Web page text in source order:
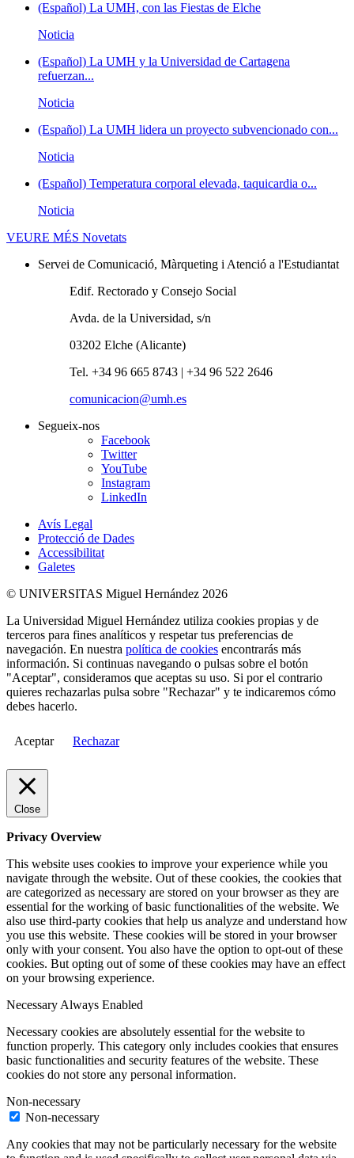
(Español) La UMH, con las Fiestas de Elche
Noticia
(Español) La UMH y la Universidad de Cartagena
refuerzan...
Noticia
(Español) La UMH lidera un proyecto subvencionado con...
Noticia
(Español) Temperatura corporal elevada, taquicardia o...
Noticia
VEURE MÉS Novetats
Servei de Comunicació, Màrqueting i Atenció a l'Estudiantat
Edif. Rectorado y Consejo Social
Avda. de la Universidad, s/n
03202 Elche (Alicante)
Tel. +34 96 665 8743 | +34 96 522 2646
comunicacion@umh.es
Segueix-nos
Facebook
Twitter
YouTube
Instagram
LinkedIn
Avís Legal
Protecció de Dades
Accessibilitat
Galetes
© UNIVERSITAS Miguel Hernández 2026
La Universidad Miguel Hernández utiliza cookies propias y de
terceros para fines analíticos y respetar tus preferencias de
navegación. En nuestra política de cookies encontrarás más
información. Si continuas navegando o pulsas sobre el botón
"Aceptar", consideramos que aceptas su uso. Si por el contrario
quieres rechazarlas pulsa sobre "Rechazar" y te indicaremos cómo
debes hacerlo.
Aceptar Rechazar
Close
Privacy Overview
This website uses cookies to improve your experience while you
navigate through the website. Out of these cookies, the cookies that
are categorized as necessary are stored on your browser as they are
essential for the working of basic functionalities of the website. We
also use third-party cookies that help us analyze and understand how
you use this website. These cookies will be stored in your browser
only with your consent. You also have the option to opt-out of these
cookies. But opting out of some of these cookies may have an effect
on your browsing experience.
NecessaryAlways Enabled
Necessary cookies are absolutely essential for the website to
function properly. This category only includes cookies that ensures
basic functionalities and security features of the website. These
cookies do not store any personal information.
Non-necessary
Non-necessary
Any cookies that may not be particularly necessary for the website